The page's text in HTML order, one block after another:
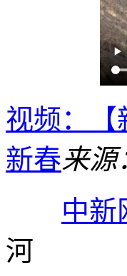
视频：【
新春来源
中新
河